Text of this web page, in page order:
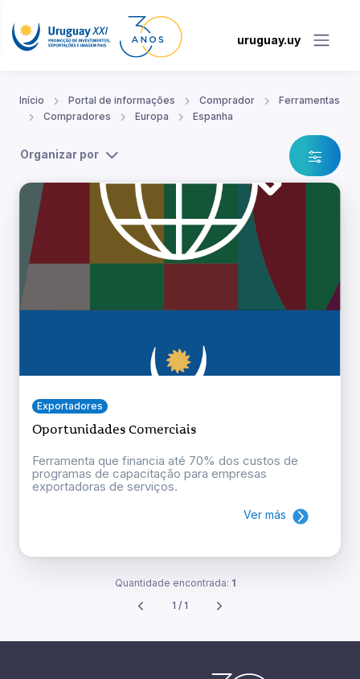
uruguay.uy
Início Portal de informações Comprador
Ferramentas
Compradores
Europa Espanha
Organizar por
Exportadores
Oportunidades Comerciais
Ferramenta que financia até 70% dos custos de
programas de capacitação para empresas
exportadoras de serviços.
Ver más
Quantidade encontrada: 1
1 / 1